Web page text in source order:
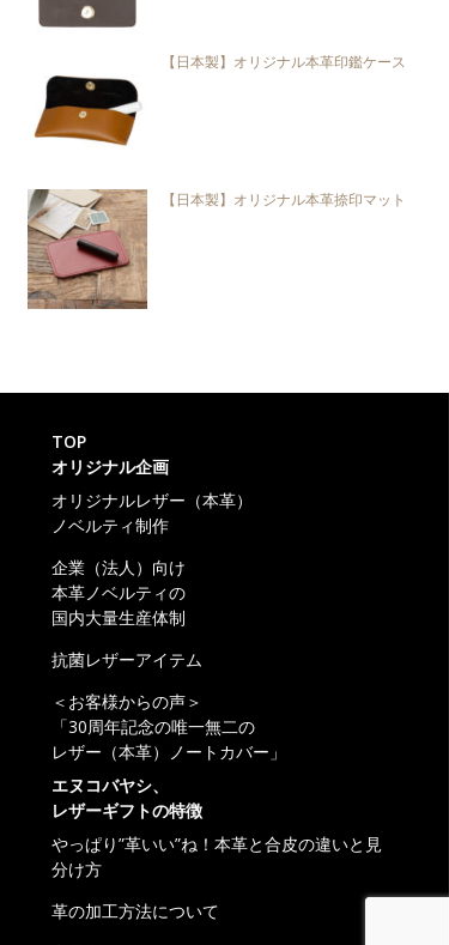
【日本製】オリジナル本革印鑑ケース
【日本製】オリジナル本革捺印マット
TOP
オリジナル企画
オリジナルレザー（本革）
ノベルティ制作
企業（法人）向け
本革ノベルティの
国内大量生産体制
抗菌レザーアイテム
＜お客様からの声＞
「30周年記念の唯一無二の
レザー（本革）ノートカバー」
エヌコバヤシ、
レザーギフトの特徴
やっぱり”革いい”ね！本革と合皮の違いと見
分け方
革の加工方法について